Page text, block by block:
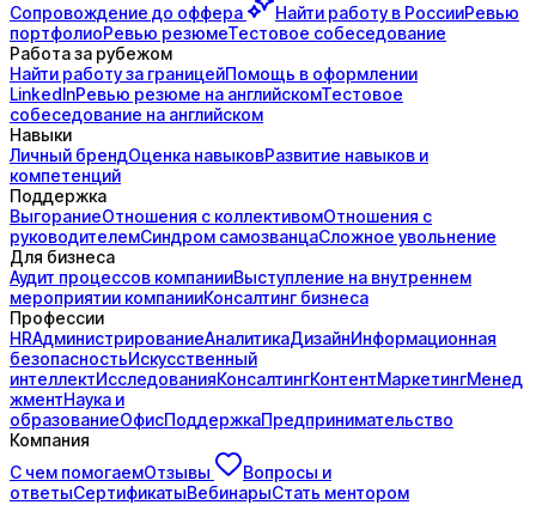
Сопровождение до оффера Найти работу в РоссииРевью
портфолиоРевью резюмеТестовое собеседование
Работа за рубежом
Найти работу за границейПомощь в оформлении
LinkedInРевью резюме на английскомТестовое
собеседование на английском
Навыки
Личный брендОценка навыковРазвитие навыков и
компетенций
Поддержка
ВыгораниеОтношения с коллективомОтношения с
руководителемСиндром самозванцаСложное увольнение
Для бизнеса
Аудит процессов компанииВыступление на внутреннем
мероприятии компанииКонсалтинг бизнеса
Профессии
HRАдминистрированиеАналитикаДизайнИнформационная
безопасностьИскусственный
интеллектИсследованияКонсалтингКонтентМаркетингМенед
жментНаука и
образованиеОфисПоддержкаПредпринимательство
Компания
С чем помогаемОтзывы
Вопросы и
ответыСертификатыВебинарыСтать ментором